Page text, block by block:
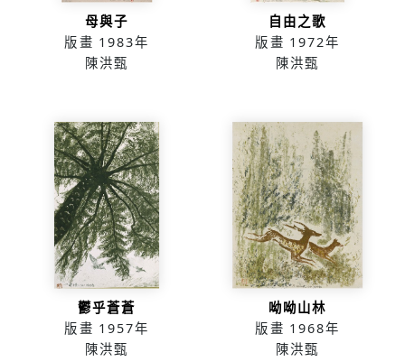
母與子
版畫 1983年
陳洪甄
自由之歌
版畫 1972年
陳洪甄
鬱乎蒼蒼
版畫 1957年
陳洪甄
呦呦山林
版畫 1968年
陳洪甄